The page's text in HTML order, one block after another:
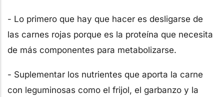
- Lo primero que hay que hacer es desligarse de
las carnes rojas porque es la proteína que necesita
de más componentes para metabolizarse.
- Suplementar los nutrientes que aporta la carne
con leguminosas como el frijol, el garbanzo y la